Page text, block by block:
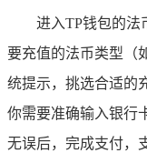
进入TP钱包的法
要充值的法币类型（
统提示，挑选合适的
你需要准确输入银行
无误后，完成支付，